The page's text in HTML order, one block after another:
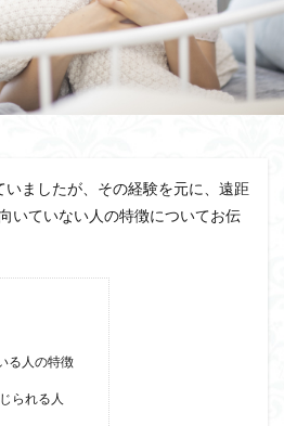
ましたが、その経験を元に、遠距
いていない人の特徴についてお伝
る人の特徴
られる人